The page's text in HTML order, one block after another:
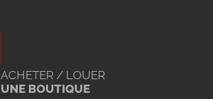
ACHETER / LOUER
UNE BOUTIQUE